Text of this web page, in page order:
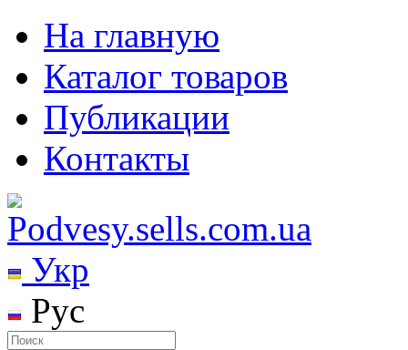
На главную
Каталог товаров
Публикации
Контакты
Укр
Рус